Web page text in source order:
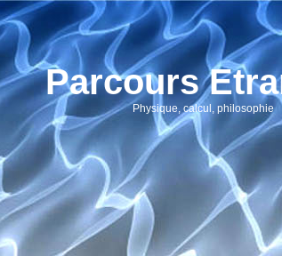
Parcours
Physique, calcul, philosophie